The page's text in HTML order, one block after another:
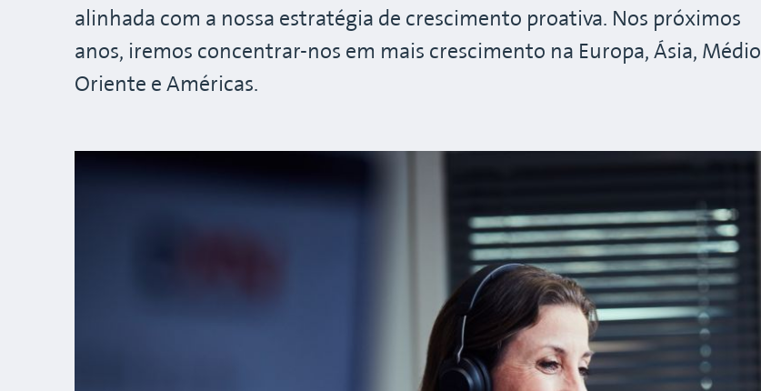
alinhada com a nossa estratégia de crescimento proativa. Nos próximos
anos, iremos concentrar-nos em mais crescimento na Europa, Ásia, Médio
Oriente e Américas.